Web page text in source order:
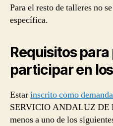
Para el resto de talleres no
específica.
Requisitos
participar en
Estarinscrito como
SERVICIO ANDALUZ DE
menos a uno de los